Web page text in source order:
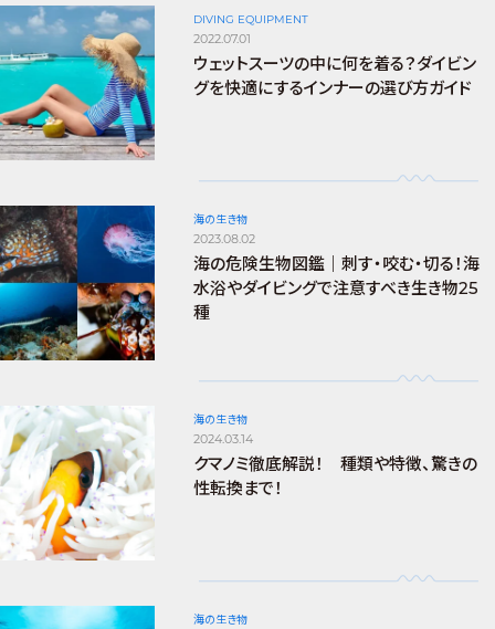
DIVING EQUIPMENT
2022.07.01
ウェットスーツの中に何を着る？ダイビン
グを快適にするインナーの選び方ガイド
海の生き物
2023.08.02
海の危険生物図鑑｜刺す・咬む・切る！海
水浴やダイビングで注意すべき生き物25
種
海の生き物
2024.03.14
クマノミ徹底解説！ 種類や特徴、驚きの
性転換まで！
海の生き物